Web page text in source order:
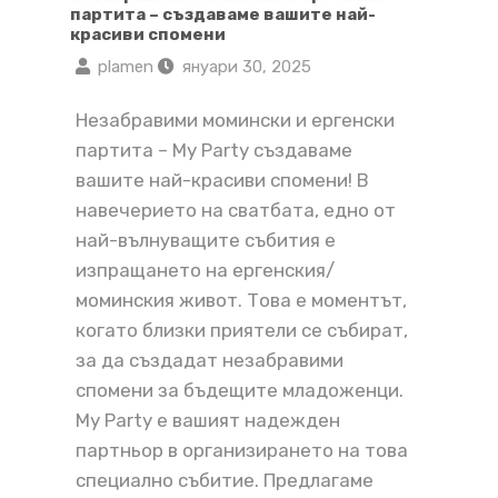
партита – създаваме вашите най-
красиви спомени
plamen
януари 30, 2025
Незабравими момински и ергенски
партита – My Party създаваме
вашите най-красиви спомени! В
навечерието на сватбата, едно от
най-вълнуващите събития е
изпращането на ергенския/
моминския живот. Това е моментът,
когато близки приятели се събират,
за да създадат незабравими
спомени за бъдещите младоженци.
My Party е вашият надежден
партньор в организирането на това
специално събитие. Предлагаме